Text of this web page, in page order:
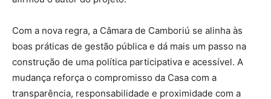
Com a nova regra, a Câmara de Camboriú se alinha às
boas práticas de gestão pública e dá mais um passo na
construção de uma política participativa e acessível. A
mudança reforça o compromisso da Casa com a
transparência, responsabilidade e proximidade com a